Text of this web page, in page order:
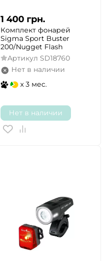
1 400 грн.
Комплект фонарей
Sigma Sport Buster
200/Nugget Flash
Артикул SD18760
Нет в наличии
x 3 мес.
Нет в наличии